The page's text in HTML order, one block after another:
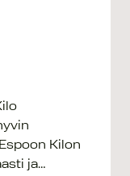
Kilon
ja…